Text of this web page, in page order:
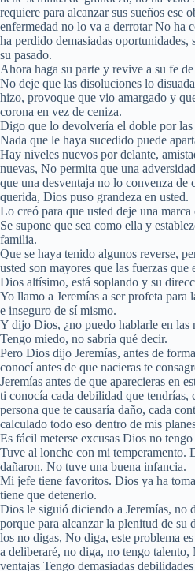
requiere para alcanzar sus sueños ese
enfermedad no lo va a derrotar No ha
ha perdido demasiadas
su pasado.
Ahora haga su parte y revive a su fe
No deje que las disoluciones lo
hizo, provoque que vio amargado y
corona en vez de ceniza.
Digo que lo devolvería el doble por las
Nada que le haya sucedido puede
Hay niveles nuevos por delante,
nuevas, No permita que una
que una desventaja no lo convenza de
querida, Dios puso grandeza en usted.
Lo creó para que usted deje una marca
Se supone que sea como ella y
familia.
Que se haya tenido algunos reverse,
usted son mayores que las fuerzas que
Dios altísimo, está soplando y su
Yo llamo a Jeremías a ser profeta para
e inseguro de sí mismo.
Y dijo Dios, ¿no puedo hablarle en las
Tengo miedo, no sabría qué decir.
Pero Dios dijo Jeremías, antes de
conocí antes de que nacieras te
Jeremías antes de que aparecieras en
ti conocía cada debilidad que tendrías,
persona que te causaría daño, cada
calculado todo eso dentro de mis
Es fácil meterse excusas Dios no
Tuve al lonche con mi temperamento.
dañaron. No tuve una buena infancia.
Mi jefe tiene favoritos. Dios ya ha
tiene que detenerlo.
Dios le siguió diciendo a Jeremías, no
porque para alcanzar la plenitud de su
los no digas, No diga, este problema
a deliberaré, no diga, no tengo talento,
ventajas Tengo demasiadas